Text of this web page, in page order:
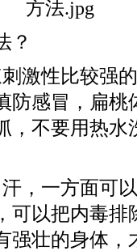
？
激性比较强
防感冒，扁桃
，不要用热水
，一方面可
可以把内毒排
强壮的身体，